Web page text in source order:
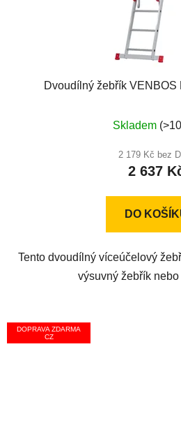
Dvoudílný žebřík VENBOS
je
z
Skladem
2 179 Kč bez
2 637
DO
Tento dvoudílný víceúčelový
výsuvný žebřík
DOPRAVA ZDARMA
CZ